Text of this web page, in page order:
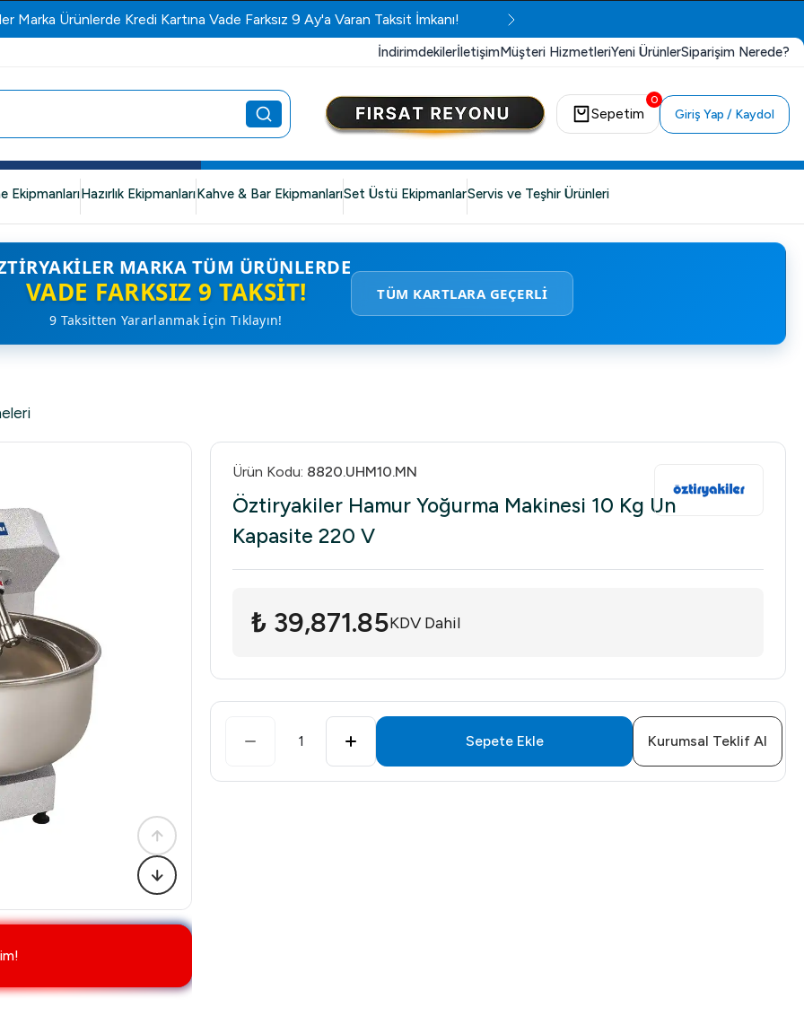
Marka Ürünlerde Kredi Kartına Vade Farksız 9 Ay'a Varan Taksit İmkanı!
İndirimdekilerİletişimMüşteri HizmetleriYeni ÜrünlerSiparişim Nerede?
0
Sepetim Giriş Yap / Kaydol
EkipmanlarıHazırlık EkipmanlarıKahve & Bar EkipmanlarıSet Üstü EkipmanlarServis ve Teşhir Ürünleri
MARKA TÜM ÜRÜNLERDE
VADE FARKSIZ 9 TAKSIT!
9 Taksitten Yararlanmak İçin Tıklayın!
TÜM KARTLARA GEÇERLİ
Ürün Kodu: 8820.UHM10.MN
Öztiryakiler Hamur Yoğurma Makinesi 10 Kg Un
Kapasite 220 V
₺ 39,871.85KDV Dahil
1 Sepete Ekle Kurumsal Teklif Al